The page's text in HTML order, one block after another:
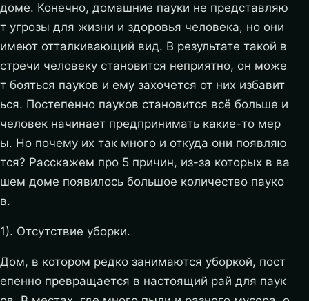
доме. Конечно, домашние пауки не представляю
т угрозы для жизни и здоровья человека, но они
имеют отталкивающий вид. В результате такой в
стречи человеку становится неприятно, он може
т бояться пауков и ему захочется от них избавит
ься. Постепенно пауков становится всё больше и
человек начинает предпринимать какие-то мер
ы. Но почему их так много и откуда они появляю
тся? Расскажем про 5 причин, из-за которых в ва
шем доме появилось большое количество пауко
в.
1). Отсутствие уборки.
Дом, в котором редко занимаются уборкой, пост
епенно превращается в настоящий рай для паук